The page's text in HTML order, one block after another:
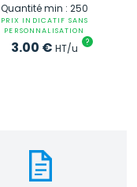
Quantité min : 250
PRIX INDICATIF SANS
PERSONNALISATION
3.00 € HT/u ?